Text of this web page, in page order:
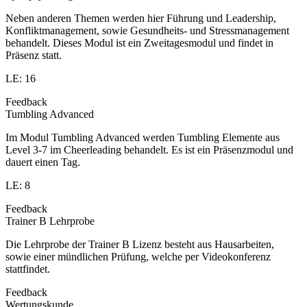
Neben anderen Themen werden hier Führung und Leadership,
Konfliktmanagement, sowie Gesundheits- und Stressmanagement
behandelt. Dieses Modul ist ein Zweitagesmodul und findet in
Präsenz statt.
LE: 16
Feedback
Tumbling Advanced
Im Modul Tumbling Advanced werden Tumbling Elemente aus
Level 3-7 im Cheerleading behandelt. Es ist ein Präsenzmodul und
dauert einen Tag.
LE: 8
Feedback
Trainer B Lehrprobe
Die Lehrprobe der Trainer B Lizenz besteht aus Hausarbeiten,
sowie einer mündlichen Prüfung, welche per Videokonferenz
stattfindet.
Feedback
Wertungskunde